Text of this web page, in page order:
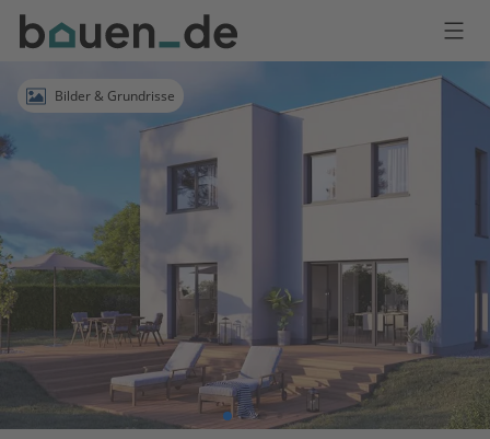
Bauen
Logo
Anmelden
Bilder & Grundrisse